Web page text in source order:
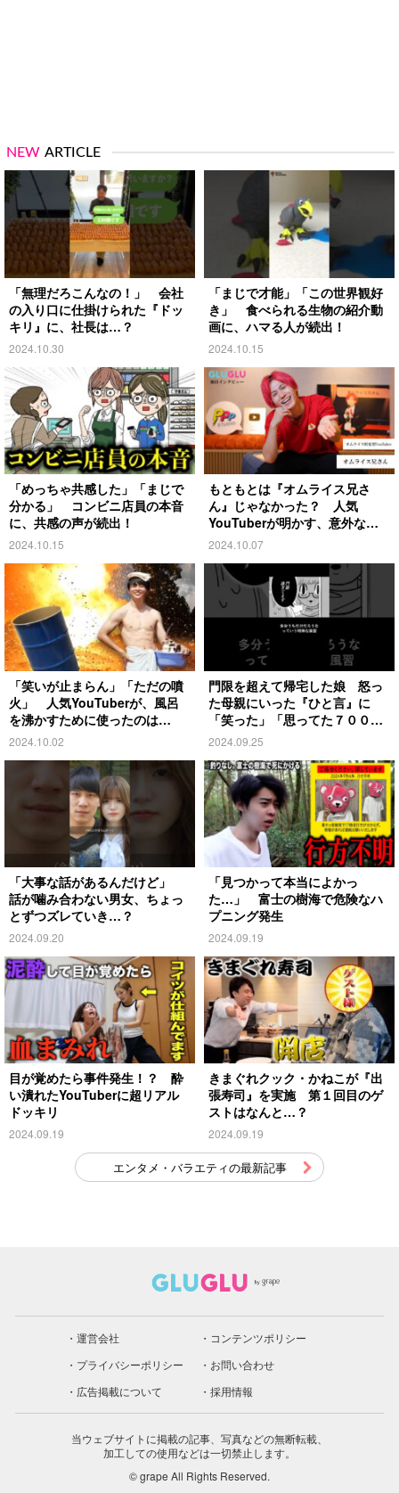
NEW ARTICLE
「無理だろこんなの！」 会社
の入り口に仕掛けられた『ドッ
キリ』に、社長は…？
2024.10.30
「まじで才能」「この世界観好
き」 食べられる生物の紹介動
画に、ハマる人が続出！
2024.10.15
「めっちゃ共感した」「まじで
分かる」 コンビニ店員の本音
に、共感の声が続出！
2024.10.15
もともとは『オムライス兄さ
ん』じゃなかった？ 人気
YouTuberが明かす、意外な過
去とは
2024.10.07
「笑いが止まらん」「ただの噴
火」 人気YouTuberが、風呂
を沸かすために使ったのは…
2024.10.02
門限を超えて帰宅した娘 怒っ
た母親にいった『ひと言』に
「笑った」「思ってた７００倍
特殊」
2024.09.25
「大事な話があるんだけど」
話が噛み合わない男女、ちょっ
とずつズレていき…？
2024.09.20
「見つかって本当によかっ
た…」 富士の樹海で危険なハ
プニング発生
2024.09.19
目が覚めたら事件発生！？ 酔
い潰れたYouTuberに超リアル
ドッキリ
2024.09.19
きまぐれクック・かねこが『出
張寿司』を実施 第１回目のゲ
ストはなんと…？
2024.09.19
エンタメ・バラエティの最新記事
運営会社
コンテンツポリシー
プライバシーポリシー
お問い合わせ
広告掲載について
採用情報
当ウェブサイトに掲載の記事、写真などの無断転載、
加工しての使用などは一切禁止します。
© grape All Rights Reserved.